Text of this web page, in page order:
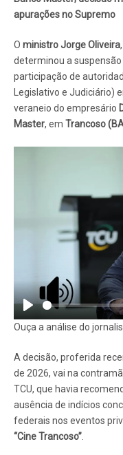
apurações no Supremo
O ministro Jorge Oliveira
determinou a
participação de
Legislativo e Judiciário)
veraneio do empresário
Master, em Trancoso
Play
Ouça a análise do
A decisão, proferida
de 2026, vai na
TCU, que havia
ausência de indícios
federais nos eventos
“Cine Trancoso”